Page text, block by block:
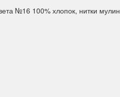
№16 100% хлопок, нитки